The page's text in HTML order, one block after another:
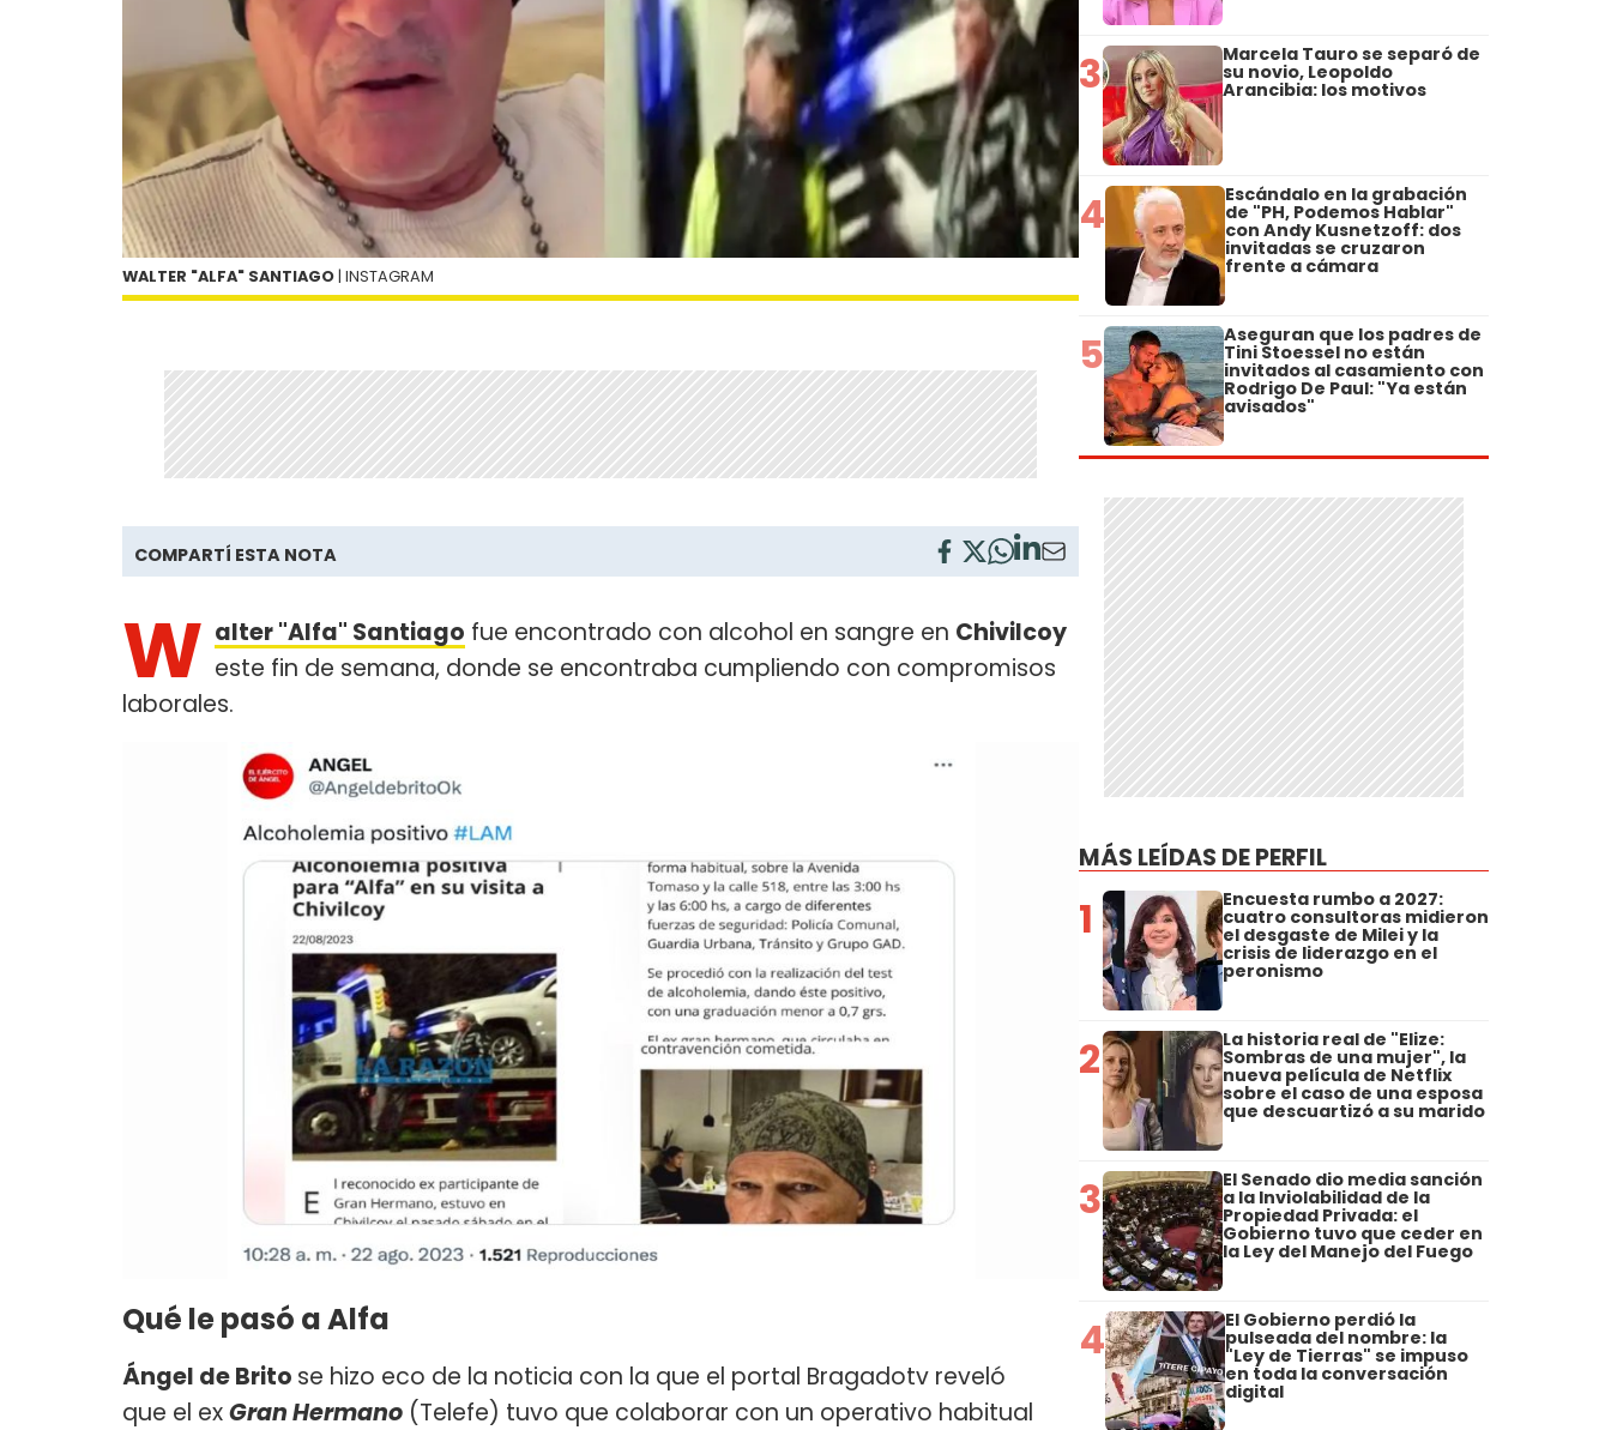
WALTER "ALFA" SANTIAGO | INSTAGRAM
COMPARTÍ ESTA NOTA
W alter "Alfa" Santiago fue encontrado con alcohol en sangre en Chivilcoy
este fin de semana, donde se encontraba cumpliendo con compromisos
laborales.
Qué le pasó a Alfa
Ángel de Brito se hizo eco de la noticia con la que el portal Bragadotv reveló
que el exGran Hermano (Telefe) tuvo que colaborar con un operativo habitual
3 Marcela Tauro se separó de
su novio, Leopoldo
Arancibia: los motivos
4 Escándalo en la grabación
de "PH, Podemos Hablar"
con Andy Kusnetzoff: dos
invitadas se cruzaron
frente a cámara
5 Aseguran que los padres de
Tini Stoessel no están
invitados al casamiento con
Rodrigo De Paul: "Ya están
avisados"
MÁS LEÍDAS DE PERFIL
1 Encuesta rumbo a 2027:
cuatro consultoras midieron
el desgaste de Milei y la
crisis de liderazgo en el
peronismo
2 La historia real de "Elize:
Sombras de una mujer", la
nueva película de Netflix
sobre el caso de una esposa
que descuartizó a su marido
3 El Senado dio media sanción
a la Inviolabilidad de la
Propiedad Privada: el
Gobierno tuvo que ceder en
la Ley del Manejo del Fuego
4 El Gobierno perdió la
pulseada del nombre: la
"Ley de Tierras" se impuso
en toda la conversación
digital